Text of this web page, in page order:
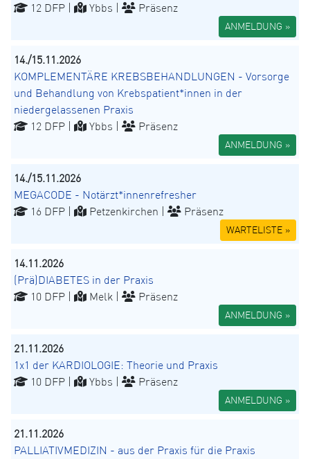
12 DFP |
Ybbs | Präsenz
ANMELDUNG »
14./15.11.2026
KOMPLEMENTÄRE KREBSBEHANDLUNGEN - Vorsorge
und Behandlung von Krebspatient*innen in der
niedergelassenen Praxis
12 DFP |
Ybbs | Präsenz
ANMELDUNG »
14./15.11.2026
MEGACODE - Notärzt*innenrefresher
16 DFP |
Petzenkirchen | Präsenz
WARTELISTE »
14.11.2026
(Prä)DIABETES in der Praxis
10 DFP |
Melk | Präsenz
ANMELDUNG »
21.11.2026
1x1 der KARDIOLOGIE: Theorie und Praxis
10 DFP |
Ybbs | Präsenz
ANMELDUNG »
21.11.2026
PALLIATIVMEDIZIN - aus der Praxis für die Praxis